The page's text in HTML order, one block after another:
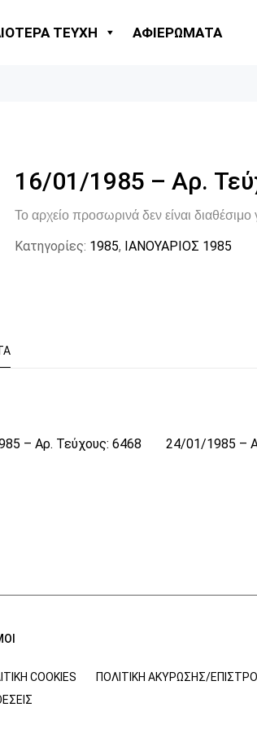
ΤΕΥΧΗ ΑΦΙΕΡΩΜΑΤΑ
16/01/1985 – Αρ.
Το αρχείο προσωρινά δεν είναι
Κατηγορίες: 1985, ΙΑΝΟΥΑΡΙΟΣ 1985
– Αρ. Τεύχους: 6468 24/01/1985 –
COOKIES
ΠΟΛΙΤΙΚΉ ΑΚΎΡΩΣΗΣ/